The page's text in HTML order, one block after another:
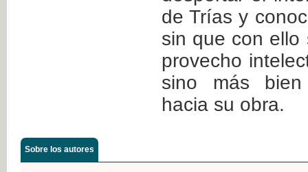
de Trías y
sin que con ello
provecho
sino más
hacia su obra.
Sobre los autores